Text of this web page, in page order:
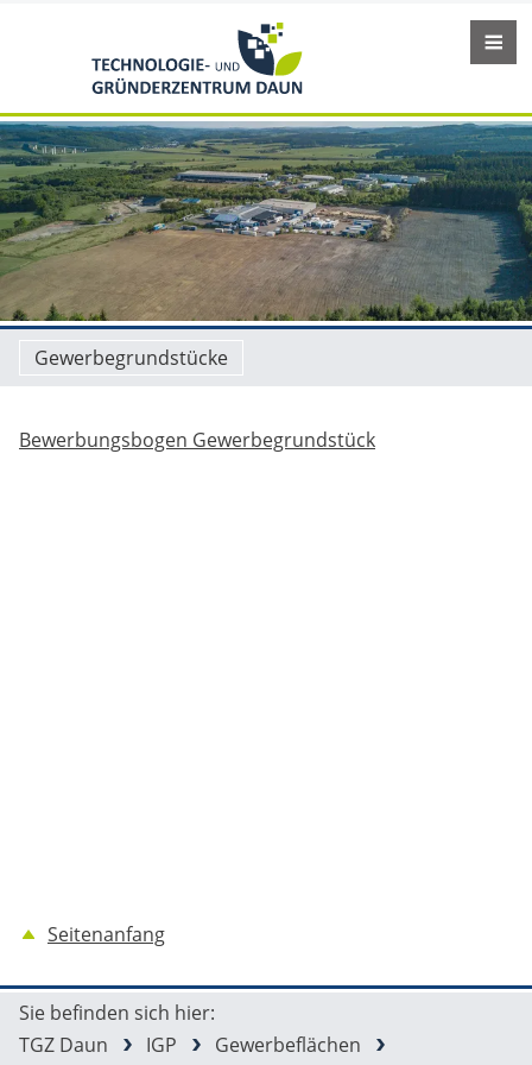
Gewerbegrundstücke
Bewerbungsbogen Gewerbegrundstück
Seitenanfang
Sie befinden sich hier:
TGZ Daun
IGP
Gewerbeflächen